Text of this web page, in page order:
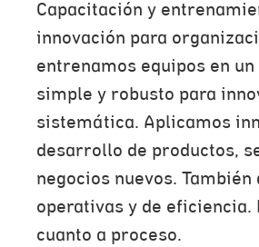
Capacitación y
innovación para
entrenamos equipos en un
simple y robusto para
sistemática. Aplicamos
desarrollo de productos,
negocios nuevos. También
operativas y de eficiencia.
cuanto a proceso.